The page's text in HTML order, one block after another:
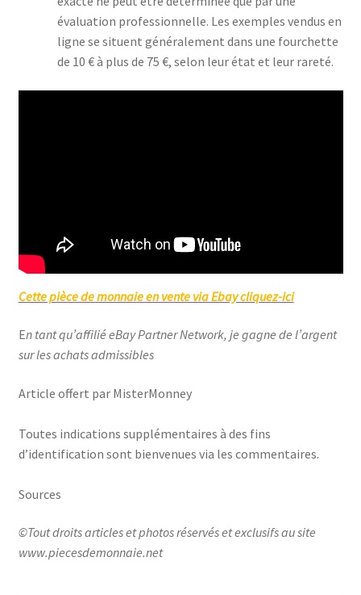
évaluation professionnelle. Les exemples vendus en
ligne se situent généralement dans une fourchette
de 10 € à plus de 75 €, selon leur état et leur rareté.
Cette pièce de monnaie en vente via Ebay cliquez-ici
En tant qu’affilié eBay Partner Network, je gagne de l’argent
sur les achats admissibles
Article offert par MisterMonney
Toutes indications supplémentaires à des fins
d’identification sont bienvenues via les commentaires.
Sources
©Tout droits articles et photos réservés et exclusifs au site
www.piecesdemonnaie.net